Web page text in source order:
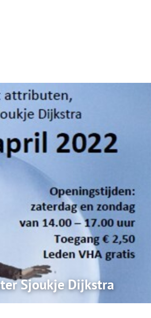
Sjoukje Dijkstra